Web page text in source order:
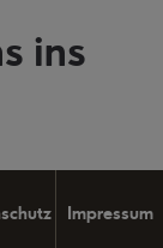
ins
Impressum